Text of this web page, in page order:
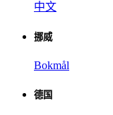
中文
挪威
Bokmål
德国